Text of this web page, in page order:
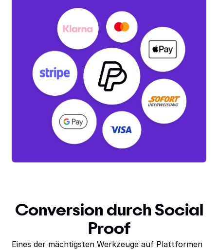
Conversion durch Social
Proof
Eines der mächtigsten Werkzeuge auf Plattformen